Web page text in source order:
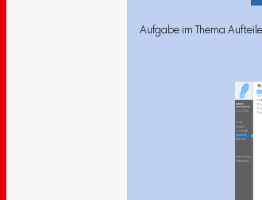
Aufgabe im Thema